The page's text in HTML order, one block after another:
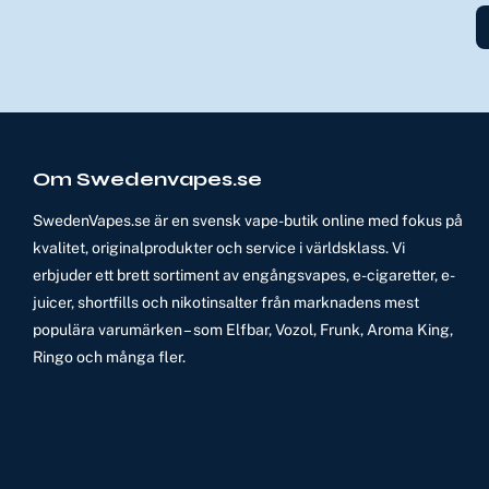
Om Swedenvapes.se
SwedenVapes.se är en svensk vape-butik online med fokus på
kvalitet, originalprodukter och service i världsklass. Vi
erbjuder ett brett sortiment av engångsvapes, e-cigaretter, e-
juicer, shortfills och nikotinsalter från marknadens mest
populära varumärken – som Elfbar, Vozol, Frunk, Aroma King,
Ringo och många fler.